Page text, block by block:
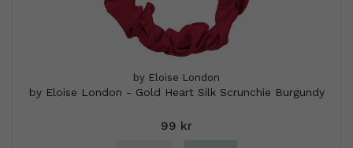
by Eloise London
by Eloise London - Gold Heart Silk Scrunchie Burgundy
99 kr